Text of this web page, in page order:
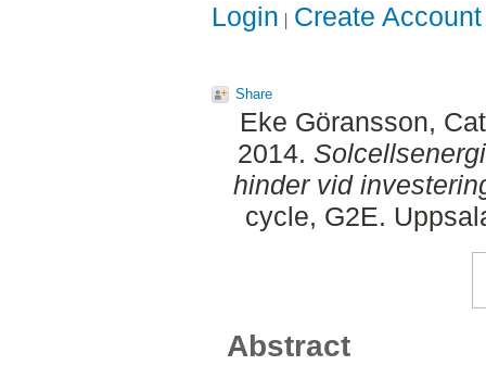
Login Create Account
Share
Eke Göransson,
2014.
hinder vid
cycle, G2E.
Abstract